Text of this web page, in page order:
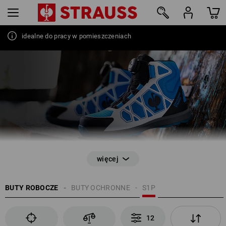
idealne do pracy w pomieszczeniach
BUTY OCHRONNE S1P
oddychalność i idealna amortyzacja
EN ISO 20345
BUTY ROBOCZE S1P
BUTY OCHRONNE
12
12